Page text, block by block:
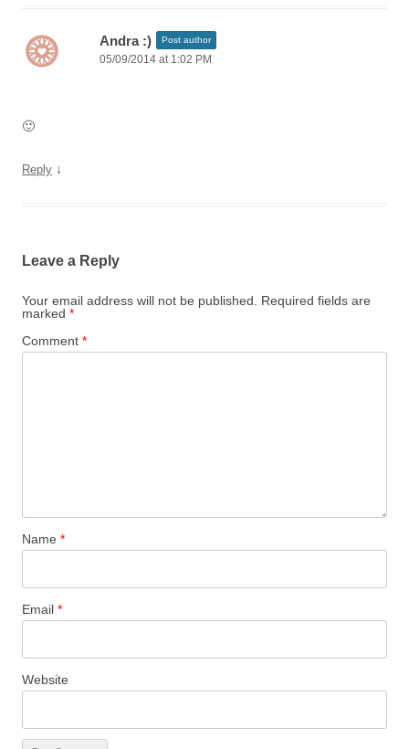
Andra :) Post author
05/09/2014 at 1:02 PM
🙂
Reply ↓
Leave a Reply
Your email address will not be published.
Required fields are
marked *
Comment *
Name *
Email *
Website